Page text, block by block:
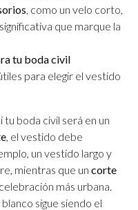
, como un velo corto,
que marque la
tu boda civil
para elegir el vestido
tu boda civil será en un
, el vestido debe
un vestido largo y
mientras que un corte
más urbana.
sigue siendo el